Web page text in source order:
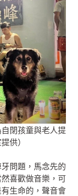
閉孩童與老人提
供）
問題，馬念先的
喜歡做音樂，可
生命的，聲音會